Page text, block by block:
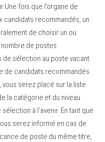
fois que l’organe de
candidats recommandés, un
de choisir un ou
de postes
sélection au poste vacant.
de candidats recommandés
serez placé sur la liste
la catégorie et du niveau
à l’avenir. En tant que
serez informé en cas de
de poste du même titre,